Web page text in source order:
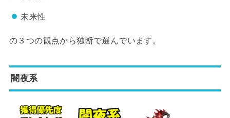
未来性
の３つの観点から独断で選んでいます。
闇夜系